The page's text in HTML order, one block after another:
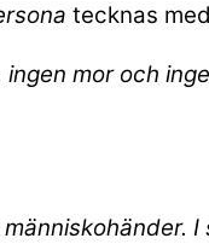
tecknas
mor och